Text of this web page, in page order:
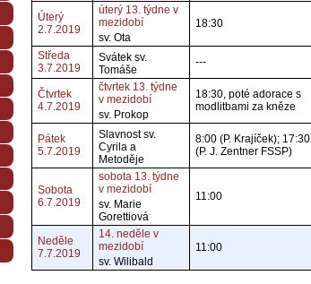
Úterý
2.7.2019
úterý 13. týdne v
mezidobí
sv. Ota
18:30
Středa
3.7.2019
Svátek sv.
Tomáše
---
Čtvrtek
4.7.2019
čtvrtek 13. týdne
v mezidobí
sv. Prokop
18:30, poté adorace s
modlitbami za kněze
Pátek
5.7.2019
Slavnost sv.
Cyrila a
Metoděje
8:00 (P. Krajíček); 17:30
(P. J. Zentner FSSP)
Sobota
6.7.2019
sobota 13. týdne
v mezidobí
sv. Marie
Gorettiová
11:00
Neděle
7.7.2019
14. neděle v
mezidobí
sv. Wilibald
11:00